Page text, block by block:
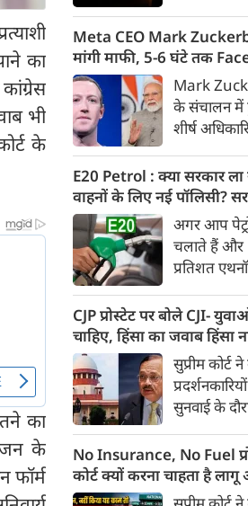
का
भी
के
का
के
फॉर्म
इलेक्ट्रिक
टीजर जारी
इलेक्ट्रिक
Konarc
29 अगस्त
Ather
Day के
करेगी।
Meta CEO Mark
मांगी माफी, 5-6 घंटे तक
था PM Modi का वीडियो
Mark
के संचालन में
शीर्ष
बैठक के
स्वीकार
कंटेंट को
लिए बड़ी
गया था।
गलती
और इस पर
E20 Petrol : क्या सरकार ला
वाहनों के लिए नई पॉलिसी?
अपडेट
अगर आप
चलाते हैं और
प्रतिशत
आपके लिए
उद्योग
20 प्रतिशत
मिश्रित ईंधन
Fuel वाहनों
सरकार ने
नहीं बनाई है।
किया कि
Vehicles को
CJP प्रोस्टेट पर बोले CJI-
चाहिए, हिंसा का जवाब हिंसा
सुप्रीम कोर्ट
सुनवाई के
दी। कोर्ट ने
विरोध
लिए अगर
No Insurance, No Fuel
कोर्ट क्यों करना चाहता है
पड़ेगा असर